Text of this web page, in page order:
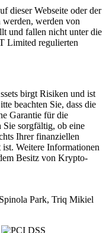
dieser Webseite oder der
werden von
und fallen nicht unter die
Limited regulierten
birgt Risiken und ist
beachten Sie, dass die
Garantie für die
sorgfältig, ob eine
Ihrer finanziellen
Weitere Informationen
Besitz von Krypto-
Park, Triq Mikiel